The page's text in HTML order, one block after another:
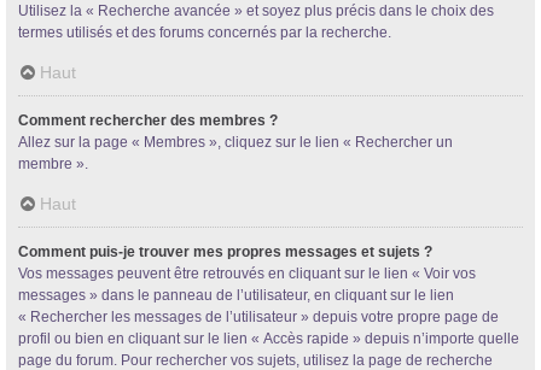
Utilisez la « Recherche avancée » et soyez plus précis dans le choix des
termes utilisés et des forums concernés par la recherche.
Haut
Comment rechercher des membres ?
Allez sur la page « Membres », cliquez sur le lien « Rechercher un
membre ».
Haut
Comment puis-je trouver mes propres messages et sujets ?
Vos messages peuvent être retrouvés en cliquant sur le lien « Voir vos
messages » dans le panneau de l’utilisateur, en cliquant sur le lien
« Rechercher les messages de l’utilisateur » depuis votre propre page de
profil ou bien en cliquant sur le lien « Accès rapide » depuis n’importe quelle
page du forum. Pour rechercher vos sujets, utilisez la page de recherche